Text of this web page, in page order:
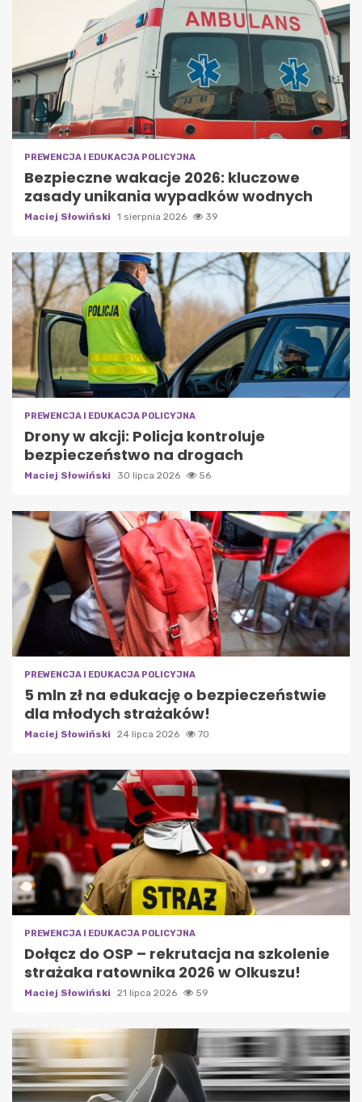
PREWENCJA I EDUKACJA POLICYJNA
Bezpieczne wakacje 2026: kluczowe
zasady unikania wypadków wodnych
Maciej Słowiński 1 sierpnia 2026 39
PREWENCJA I EDUKACJA POLICYJNA
Drony w akcji: Policja kontroluje
bezpieczeństwo na drogach
Maciej Słowiński 30 lipca 2026 56
PREWENCJA I EDUKACJA POLICYJNA
5 mln zł na edukację o bezpieczeństwie
dla młodych strażaków!
Maciej Słowiński 24 lipca 2026 70
PREWENCJA I EDUKACJA POLICYJNA
Dołącz do OSP – rekrutacja na szkolenie
strażaka ratownika 2026 w Olkuszu!
Maciej Słowiński 21 lipca 2026 59